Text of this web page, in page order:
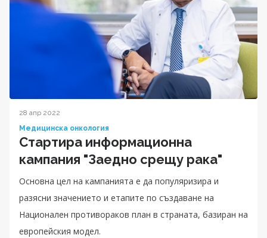
28 апр 2022
Медицинска онкология
Стартира информационна
кампания "Заедно срещу рака"
Основна цел на кампанията е да популяризира и
разясни значението и етапите по създаване на
Национален противораков план в страната, базиран на
европейския модел.